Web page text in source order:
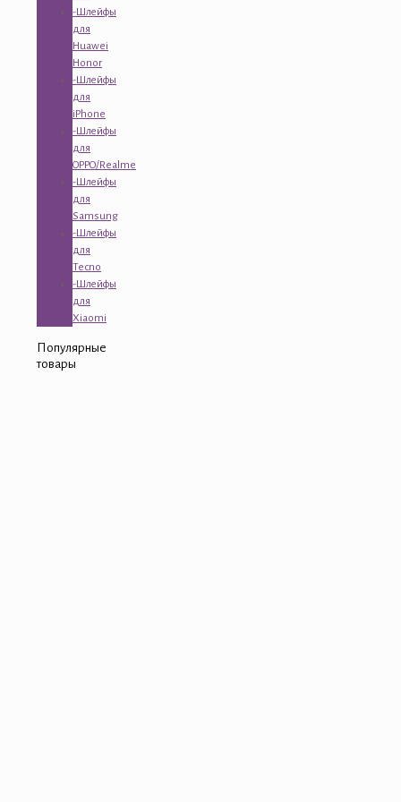
-Шлейфы
для
Huawei
Honor
-Шлейфы
для
iPhone
-Шлейфы
для
OPPO/Realme
-Шлейфы
для
Samsung
-Шлейфы
для
Tecno
-Шлейфы
для
Xiaomi
Популярные
товары